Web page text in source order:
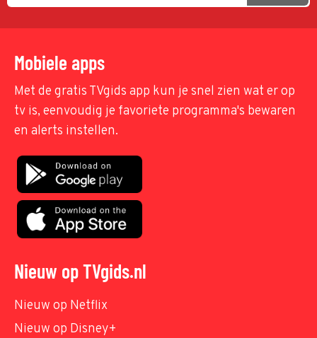
Mobiele apps
Met de gratis TVgids app kun je snel zien wat er op
tv is, eenvoudig je favoriete programma's bewaren
en alerts instellen.
Nieuw op TVgids.nl
Nieuw op Netflix
Nieuw op Disney+